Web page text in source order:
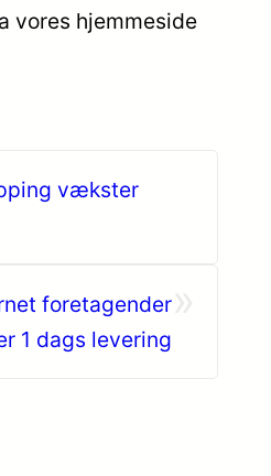
vores hjemmeside
vækster
foretagender
1 dags levering